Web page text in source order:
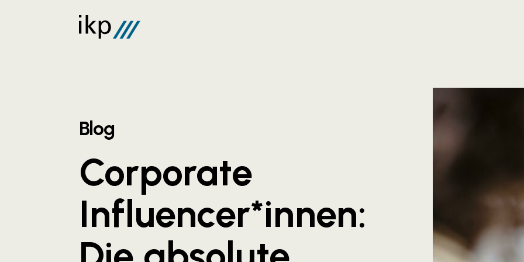
Blog
Corporate
Influencer*innen: